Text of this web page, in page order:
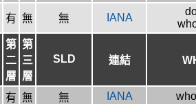
有 無 無 IANA
第
二
層
第
三
層
SLD 連結
有 無 無 IANA